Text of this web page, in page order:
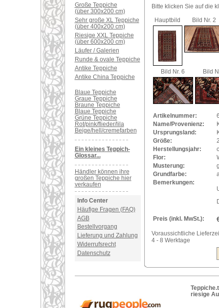
Große Teppiche
(über 300x200 cm)
Sehr große XL Teppiche
(über 400x200 cm)
Riesige XXL Teppiche
(über 600x200 cm)
Läufer / Galerien
Runde & ovale Teppiche
Antike Teppiche
Antike China Teppiche
Blaue Teppiche
Graue Teppiche
Braune Teppiche
Blaue Teppiche
Grüne Teppiche
Rot/pink/flieder/lila
Beige/hell/cremefarben
Ein kleines Teppich-
Glossar...
Händler können ihre
großen Teppiche hier
verkaufen
Info Center
Häufige Fragen (FAQ)
AGB
Bestellvorgang
Lieferung und Zahlung
Widerrufsrecht
Datenschutz
Bitte klicken Sie auf die
Hauptbild
Bild Nr. 2
Bild Nr. 6 Bild
Artikelnummer:
Name/Provenienz:
Ursprungsland:
Größe:
Herstellungsjahr:
Flor:
Musterung:
Grundfarbe:
Bemerkungen:
Preis (inkl. MwSt.):
Voraussichtliche
4 - 8 Werktage
riesige